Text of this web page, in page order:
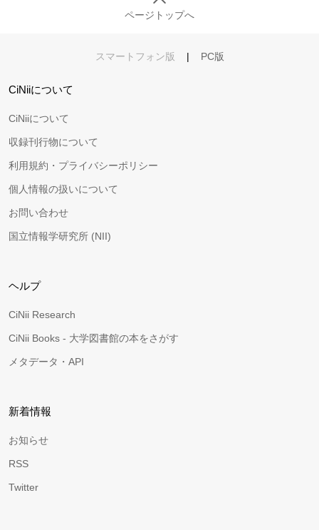
ページトップへ
スマートフォン版 | PC版
CiNiiについて
CiNiiについて
収録刊行物について
利用規約・プライバシーポリシー
個人情報の扱いについて
お問い合わせ
国立情報学研究所 (NII)
ヘルプ
CiNii Research
CiNii Books - 大学図書館の本をさがす
メタデータ・API
新着情報
お知らせ
RSS
Twitter